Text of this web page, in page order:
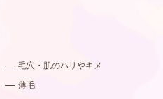
毛穴・肌のハリやキメ
薄毛